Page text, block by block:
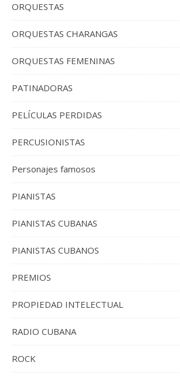
ORQUESTAS
ORQUESTAS CHARANGAS
ORQUESTAS FEMENINAS
PATINADORAS
PELÍCULAS PERDIDAS
PERCUSIONISTAS
Personajes famosos
PIANISTAS
PIANISTAS CUBANAS
PIANISTAS CUBANOS
PREMIOS
PROPIEDAD INTELECTUAL
RADIO CUBANA
ROCK